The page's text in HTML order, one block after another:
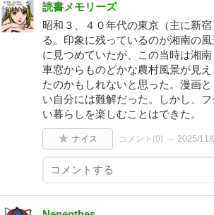
読書メモリーズ
昭和３、４０年代の東京（主に新
る。印象に残っているのが湘南の
に見つめていたが、この当時は湘
車窓からものどかな農村風景が見
たのかもしれないと思った。漫画
い自分には難解だった。しかし、
い暮らしを楽しむことはできた。
ナイス コメント(0) 2025/11/